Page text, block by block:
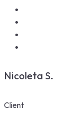
Nicoleta S.
Client